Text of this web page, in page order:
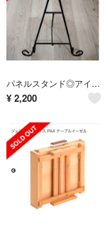
パネルスタンド◎アイアンイーゼル Iron Easel◎ブラック◎展示会
¥ 2,200